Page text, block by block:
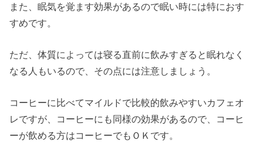
また、眠気を覚ます効果があるので眠い時には特におす
すめです。
ただ、体質によっては寝る直前に飲みすぎると眠れなく
なる人もいるので、その点には注意しましょう。
コーヒーに比べてマイルドで比較的飲みやすいカフェオ
レですが、コーヒーにも同様の効果があるので、コーヒ
ーが飲める方はコーヒーでもＯＫです。